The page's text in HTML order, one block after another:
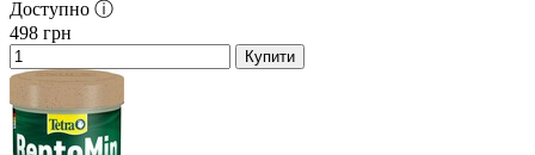
Доступно ⓘ
498 грн
Купити